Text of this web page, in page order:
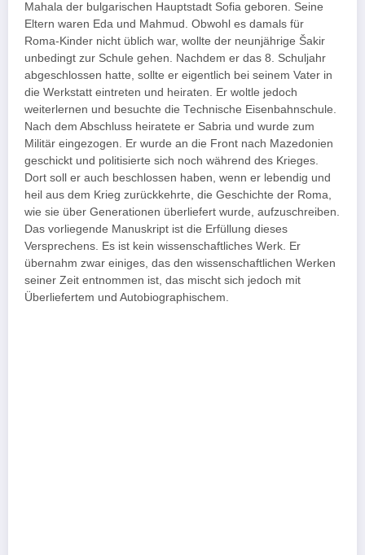
Mahala der bulgarischen Hauptstadt Sofia geboren. Seine
Eltern waren Eda und Mahmud. Obwohl es damals für
Roma-Kinder nicht üblich war, wollte der neunjährige Šakir
unbedingt zur Schule gehen. Nachdem er das 8. Schuljahr
abgeschlossen hatte, sollte er eigentlich bei seinem Vater in
die Werkstatt eintreten und heiraten. Er woltle jedoch
weiterlernen und besuchte die Technische Eisenbahnschule.
Nach dem Abschluss heiratete er Sabria und wurde zum
Militär eingezogen. Er wurde an die Front nach Mazedonien
geschickt und politisierte sich noch während des Krieges.
Dort soll er auch beschlossen haben, wenn er lebendig und
heil aus dem Krieg zurückkehrte, die Geschichte der Roma,
wie sie über Generationen überliefert wurde, aufzuschreiben.
Das vorliegende Manuskript ist die Erfüllung dieses
Versprechens. Es ist kein wissenschaftliches Werk. Er
übernahm zwar einiges, das den wissenschaftlichen Werken
seiner Zeit entnommen ist, das mischt sich jedoch mit
Überliefertem und Autobiographischem.